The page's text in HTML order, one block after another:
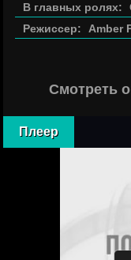
В главных ролях:
Режиссер:
Amber
Смотреть
Плеер